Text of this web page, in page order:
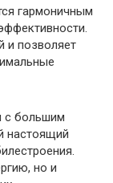
гармоничным
и позволяет
с большим
настоящий
но и